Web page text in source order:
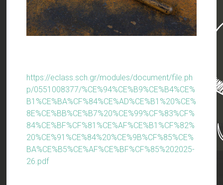
https://eclass.sch.gr/modules/document/file.ph
p/0551008377/%CE%94%CE%B9%CE%B4%CE%
B1%CE%BA%CF%84%CE%AD%CE%B1%20%CE%
8E%CE%BB%CE%B7%20%CE%99%CF%83%CF%
84%CE%BF%CF%81%CE%AF%CE%B1%CF%82%
20%CE%91%CE%84%20%CE%9B%CF%85%CE%
BA%CE%B5%CE%AF%CE%BF%CF%85%202025-
26.pdf